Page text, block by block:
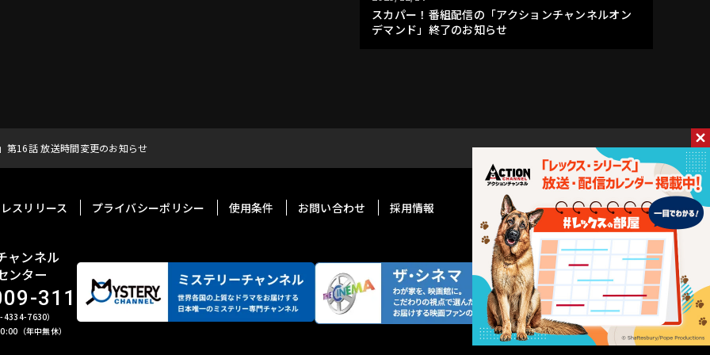
スカパー！番組配信の「アクションチャンネルオン
デマンド」終了のお知らせ
第16話 放送時間変更のお知らせ
スリリース プライバシーポリシー 使用条件 お問い合わせ 採用情報
ャンネル
ンター
311
7630）
（年中無休）